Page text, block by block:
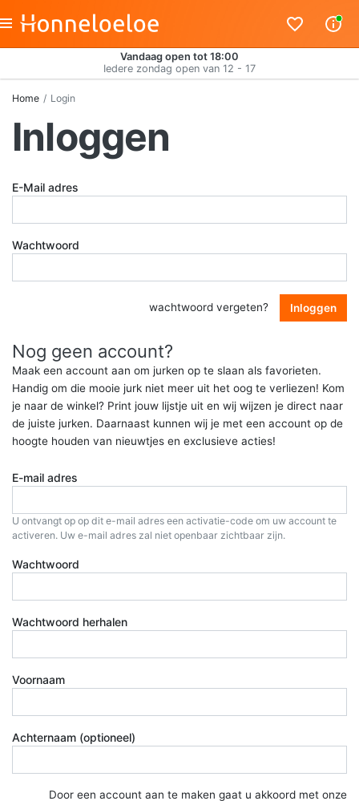
Vandaag open tot 18:00
Iedere zondag open van 12 - 17
Home Login
Inloggen
E-Mail adres
Wachtwoord
wachtwoord vergeten? Inloggen
Nog geen account?
Maak een account aan om jurken op te slaan als favorieten.
Handig om die mooie jurk niet meer uit het oog te verliezen! Kom
je naar de winkel? Print jouw lijstje uit en wij wijzen je direct naar
de juiste jurken. Daarnaast kunnen wij je met een account op de
hoogte houden van nieuwtjes en exclusieve acties!
E-mail adres
U ontvangt op op dit e-mail adres een activatie-code om uw account te
activeren. Uw e-mail adres zal niet openbaar zichtbaar zijn.
Wachtwoord
Wachtwoord herhalen
Voornaam
Achternaam (optioneel)
Door een account aan te maken gaat u akkoord met onze